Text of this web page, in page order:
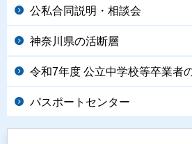
公私合同説明・相談会
神奈川県の活断層
令和7年度 公立中学校等卒業者
パスポートセンター